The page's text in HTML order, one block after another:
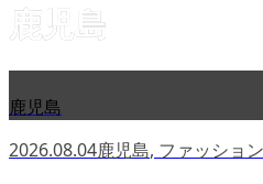
鹿児島
鹿児島
2026.08.04鹿児島, ファッショ